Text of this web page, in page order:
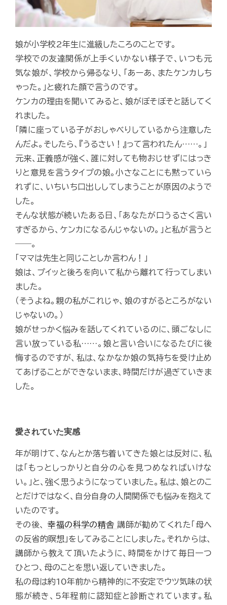
娘が小学校2年生に進級したころのことです。
学校での友達関係が上手くいかない様子で、いつも元
気な娘が、学校から帰るなり、「あーあ、またケンカしち
ゃった。」と疲れた顔で言うのです。
ケンカの理由を聞いてみると、娘がぼそぼそと話してく
れました。
「隣に座っている子がおしゃべりしているから注意した
んだよ。そしたら、『うるさい！』って言われたん……。」
元来、正義感が強く、誰に対しても物おじせずにはっき
りと意見を言うタイプの娘。小さなことにも黙っていら
れずに、いちいち口出ししてしまうことが原因のようで
した。
そんな状態が続いたある日、「あなたが口うるさく言い
すぎるから、ケンカになるんじゃないの。」と私が言うと
――。
「ママは先生と同じことしか言わん！」
娘は、プイッと後ろを向いて私から離れて行ってしまい
ました。
（そうよね。親の私がこれじゃ、娘のすがるところがない
じゃないの。）
娘がせっかく悩みを話してくれているのに、頭ごなしに
言い放っている私……。娘と言い合いになるたびに後
悔するのですが、私は、なかなか娘の気持ちを受け止め
てあげることができないまま、時間だけが過ぎていきま
した。
愛されていた実感
年が明けて、なんとか落ち着いてきた娘とは反対に、私
は「もっとしっかりと自分の心を見つめなればいけな
い。」と、強く思うようになっていました。私は、娘とのこ
とだけではなく、自分自身の人間関係でも悩みを抱えて
いたのです。
その後、幸福の科学の精舎講師が勧めてくれた「母へ
の反省的瞑想」をしてみることにしました。それからは、
講師から教えて頂いたように、時間をかけて毎日一つ
ひとつ、母のことを思い返していきました。
私の母は約10年前から精神的に不安定でウツ気味の状
態が続き、5年程前に認知症と診断されています。私